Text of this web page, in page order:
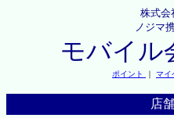
株式会
ノジマ
モバイル
ポイント ｜ マイ
店